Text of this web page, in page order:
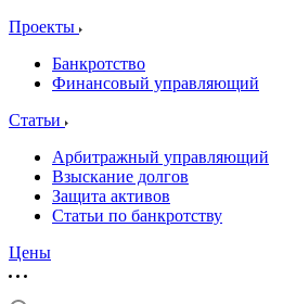
Проекты
Банкротство
Финансовый управляющий
Статьи
Арбитражный управляющий
Взыскание долгов
Защита активов
Статьи по банкротству
Цены